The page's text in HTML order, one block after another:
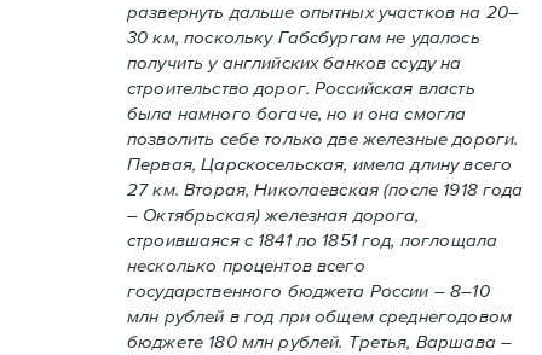
развернуть дальше опытных участков на 20–
30 км, поскольку Габсбургам не удалось
получить у английских банков ссуду на
строительство дорог. Российская власть
была намного богаче, но и она смогла
позволить себе только две железные дороги.
Первая, Царскосельская, имела длину всего
27 км. Вторая, Николаевская (после 1918 года
– Октябрьская) железная дорога,
строившаяся с 1841 по 1851 год, поглощала
несколько процентов всего
государственного бюджета России – 8–10
млн рублей в год при общем среднегодовом
бюджете 180 млн рублей. Третья, Варшава –